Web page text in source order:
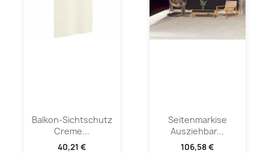
Balkon-Sichtschutz
Creme...
40,21 €
Seitenmarkise
Ausziehbar...
106,58 €